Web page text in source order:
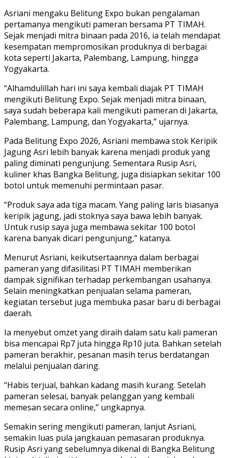
Asriani mengaku Belitung Expo bukan pengalaman
pertamanya mengikuti pameran bersama PT TIMAH.
Sejak menjadi mitra binaan pada 2016, ia telah mendapat
kesempatan mempromosikan produknya di berbagai
kota seperti Jakarta, Palembang, Lampung, hingga
Yogyakarta.
“Alhamdulillah hari ini saya kembali diajak PT TIMAH
mengikuti Belitung Expo. Sejak menjadi mitra binaan,
saya sudah beberapa kali mengikuti pameran di Jakarta,
Palembang, Lampung, dan Yogyakarta,” ujarnya.
Pada Belitung Expo 2026, Asriani membawa stok Keripik
Jagung Asri lebih banyak karena menjadi produk yang
paling diminati pengunjung. Sementara Rusip Asri,
kuliner khas Bangka Belitung, juga disiapkan sekitar 100
botol untuk memenuhi permintaan pasar.
“Produk saya ada tiga macam. Yang paling laris biasanya
keripik jagung, jadi stoknya saya bawa lebih banyak.
Untuk rusip saya juga membawa sekitar 100 botol
karena banyak dicari pengunjung,” katanya.
Menurut Asriani, keikutsertaannya dalam berbagai
pameran yang difasilitasi PT TIMAH memberikan
dampak signifikan terhadap perkembangan usahanya.
Selain meningkatkan penjualan selama pameran,
kegiatan tersebut juga membuka pasar baru di berbagai
daerah.
Ia menyebut omzet yang diraih dalam satu kali pameran
bisa mencapai Rp7 juta hingga Rp10 juta. Bahkan setelah
pameran berakhir, pesanan masih terus berdatangan
melalui penjualan daring.
“Habis terjual, bahkan kadang masih kurang. Setelah
pameran selesai, banyak pelanggan yang kembali
memesan secara online,” ungkapnya.
Semakin sering mengikuti pameran, lanjut Asriani,
semakin luas pula jangkauan pemasaran produknya.
Rusip Asri yang sebelumnya dikenal di Bangka Belitung